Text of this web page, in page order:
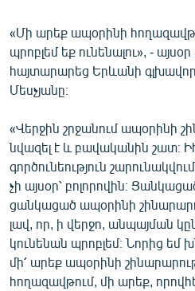
ԿՈՐՈՆԱՎԻՐՈՒՍ
ԱՐԽԻՎ
ՏԵՍԱՆՅՈՒԹԵՐ
ՁԳՏԵԼՈՎ ԼԱՎԱԳՈՒՅՆԻՆ
ՓՈԴՔԱՍԹ
Հայերեն
English
Русский
«Մի արեք ապօրինի
պրոբլեմ եք ունենալու», -
հայտարարեց Երևանի
Մեսչյանը։
«Վերջին շրջանում ապօրինի
նվազել է և բավականին շատ։
գործունեություն
չի այսօր՝ բոլորովին։
ցանկացած ապօրինի
լավ, որ, ի վերջո, անպայման
կունենան պրոբլեմ։ Նորից եմ
մի՛ արեք ապօրինի
հողազավթում, մի արեք,